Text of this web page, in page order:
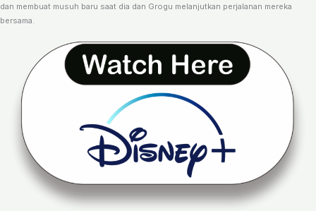
dan membuat musuh baru saat dia dan Grogu melanjutkan perjalanan mereka
bersama.